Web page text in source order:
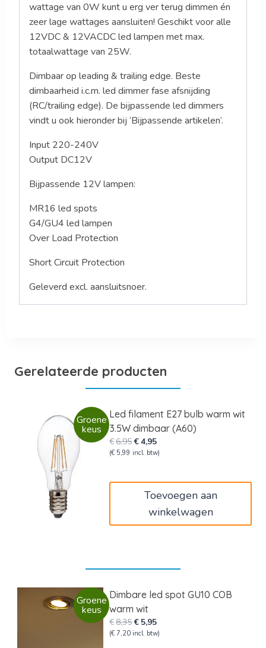
wattage van 0W kunt u erg ver terug dimmen én
zeer lage wattages aansluiten! Geschikt voor alle
12VDC & 12VACDC led lampen met max.
totaalwattage van 25W.
Dimbaar op leading & trailing edge. Beste
dimbaarheid i.c.m. led dimmer fase afsnijding
(RC/trailing edge). De bijpassende led dimmers
vindt u ook hieronder bij ‘Bijpassende artikelen’.
Input 220-240V
Output DC12V
Bijpassende 12V lampen:
MR16 led spots
G4/GU4 led lampen
Over Load Protection
Short Circuit Protection
Geleverd excl. aansluitsnoer.
Gerelateerde producten
Groene
keus
Led filament E27 bulb warm wit
3.5W dimbaar (A60)
€6,95Oorspronkelijke
prijs
€4,95Huidige
prijs
(€ 5,99 incl. btw)
Toevoegen aan
winkelwagen
Groene
keus
Dimbare led spot GU10 COB
warm wit
€8,35Oorspronkelijke
prijs
€ 5,95Huidige
prijs
(€ 7,20 incl. btw)